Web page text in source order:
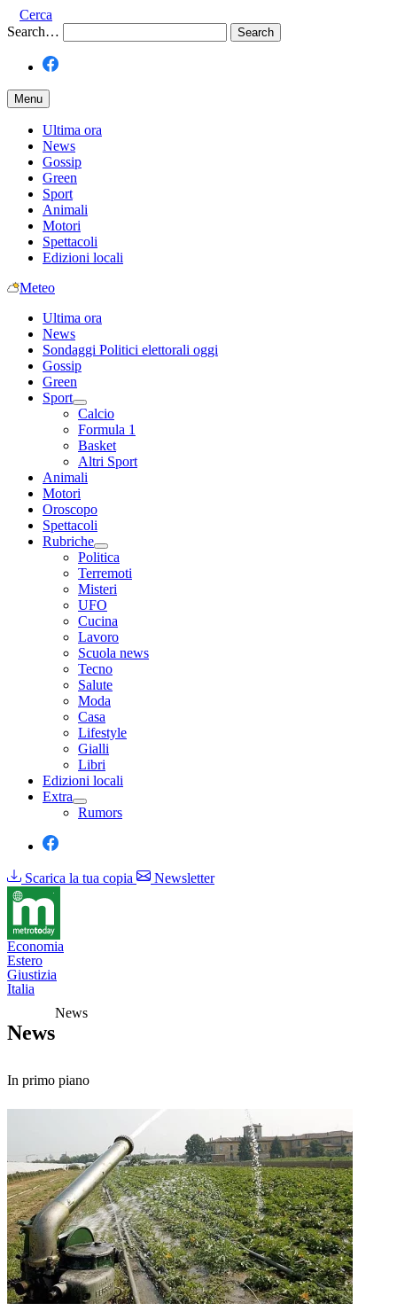
Cerca
Search…
Menu
Ultima ora
News
Gossip
Green
Sport
Animali
Motori
Spettacoli
Edizioni locali
Meteo
Ultima ora
News
Sondaggi Politici elettorali oggi
Gossip
Green
Sport
Calcio
Formula 1
Basket
Altri Sport
Animali
Motori
Oroscopo
Spettacoli
Rubriche
Politica
Terremoti
Misteri
UFO
Cucina
Lavoro
Scuola news
Tecno
Salute
Moda
Casa
Lifestyle
Gialli
Libri
Edizioni locali
Extra
Rumors
Scarica la tua copia Newsletter
News
News
Economia
Estero
Giustizia
Italia
In primo piano